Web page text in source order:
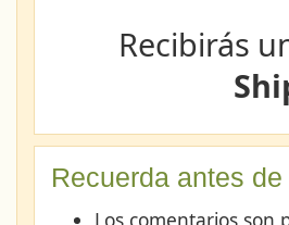
Recibirás
Recuerda antes
Los comentarios son